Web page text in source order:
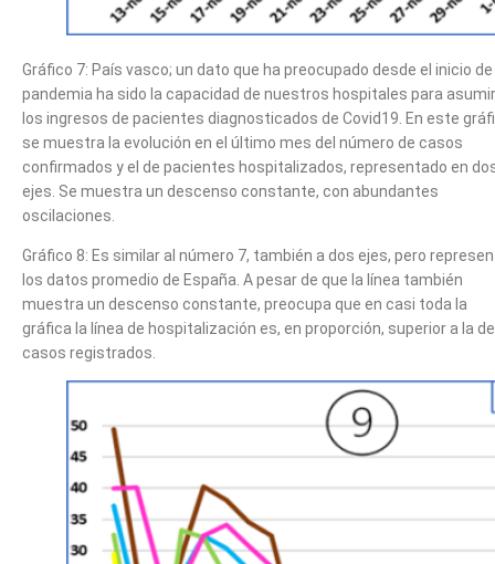
Gráfico 7: País vasco; un dato que ha preocupado desde el inicio de
pandemia ha sido la capacidad de nuestros hospitales para asumir
los ingresos de pacientes diagnosticados de Covid19. En este
se muestra la evolución en el último mes del número de casos
confirmados y el de pacientes hospitalizados, representado en
ejes. Se muestra un descenso constante, con abundantes
oscilaciones.
Gráfico 8: Es similar al número 7, también a dos ejes, pero
los datos promedio de España. A pesar de que la línea también
muestra un descenso constante, preocupa que en casi toda la
gráfica la línea de hospitalización es, en proporción, superior a la de
casos registrados.